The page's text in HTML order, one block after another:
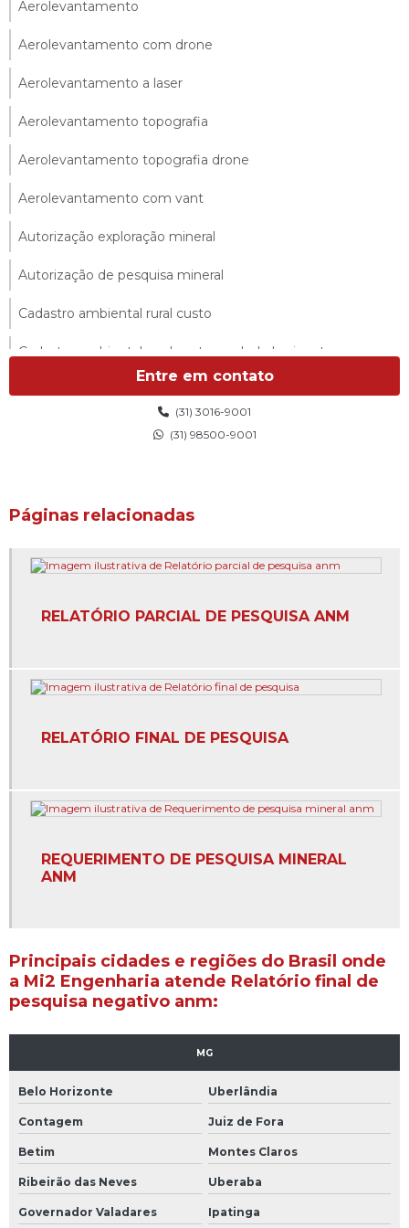
Aerolevantamento
Aerolevantamento com drone
Aerolevantamento a laser
Aerolevantamento topografia
Aerolevantamento topografia drone
Aerolevantamento com vant
Autorização exploração mineral
Autorização de pesquisa mineral
Cadastro ambiental rural custo
Cadastro ambiental rural custo em belo horizonte
Cadastro ambiental rural empresa
Cadastro ambiental rural preço
Cartografia digital e gps
Certificação de propriedades rurais
Concessão de lavras
Concessão de lavras anm em minas gerais
Concessão de lavras licença ambiental
Empresa de aerolevantamento
Empresa de aerolevantamento em belo horizonte
Empresa de cadastro ambiental rural custo
Empresa de cadastro ambiental rural custo em bh
Empresa de cadastro ambiental rural custo em mg
Entre em contato
(31) 3016-9001
(31) 98500-9001
Páginas relacionadas
RELATÓRIO PARCIAL DE PESQUISA ANM
RELATÓRIO FINAL DE PESQUISA
REQUERIMENTO DE PESQUISA MINERAL
ANM
Principais cidades e regiões do Brasil onde
a Mi2 Engenharia atende Relatório final de
pesquisa negativo anm:
MG
Belo Horizonte Uberlândia
Contagem Juiz de Fora
Betim Montes Claros
Ribeirão das Neves Uberaba
Governador Valadares Ipatinga